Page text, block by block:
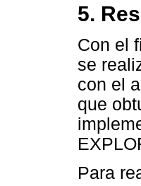
5.
Con el
se
con el
que
Para